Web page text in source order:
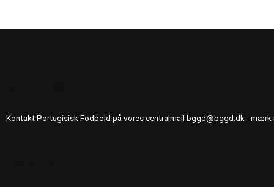
Kontakt Portugisisk Fodbold på vores centralmail bggd@bggd.dk - mærk